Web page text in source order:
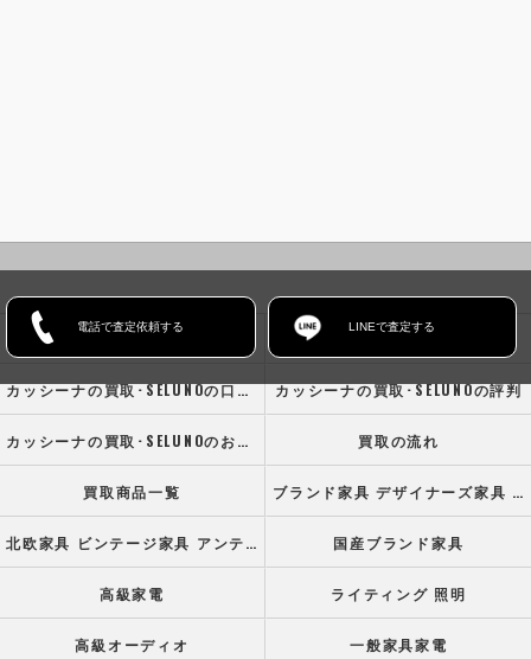
電話で査定依頼する LINEで査定する
ホーム コンセプト
カッシーナの買取･SELUNOの口コミ情報 カッシーナの買取･SELUNOの評判
カッシーナの買取･SELUNOのお客様の声 買取の流れ
買取商品一覧 ブランド家具 デザイナーズ家具 高級オフィス家具
北欧家具 ビンテージ家具 アンティーク家具 国産ブランド家具
高級家電 ライティング 照明
高級オーディオ 一般家具家電